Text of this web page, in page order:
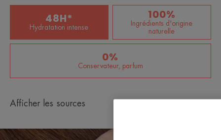
48H*
Hydratation intense
100%
Ingrédients d'origine
naturelle
0%
Conservateur, parfum
Afficher les sources